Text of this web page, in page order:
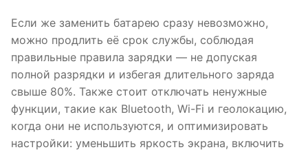
Если же заменить батарею сразу невозможно,
можно продлить её срок службы, соблюдая
правильные правила зарядки — не допуская
полной разрядки и избегая длительного заряда
свыше 80%. Также стоит отключать ненужные
функции, такие как Bluetooth, Wi-Fi и геолокацию,
когда они не используются, и оптимизировать
настройки: уменьшить яркость экрана, включить